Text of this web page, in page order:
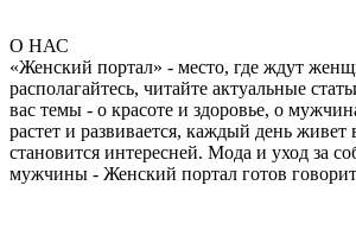
О НАС
«Женский портал» - место, где ждут
располагайтесь, читайте актуальные
вас темы - о красоте и здоровье, о
растет и развивается, каждый день живет
становится интересней. Мода и уход за
мужчины - Женский портал готов